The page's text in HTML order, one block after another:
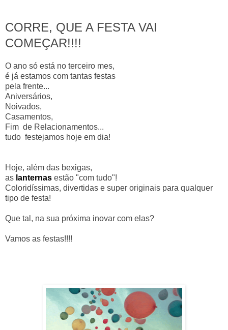
CORRE, QUE A FESTA VAI
COMEÇAR!!!!
O ano só está no terceiro mes,
é já estamos com tantas festas
pela frente...
Aniversários,
Noivados,
Casamentos,
Fim de Relacionamentos...
tudo festejamos hoje em dia!
Hoje, além das bexigas,
as lanternas estão "com tudo"!
Coloridíssimas, divertidas e super originais para qualquer
tipo de festa!
Que tal, na sua próxima inovar com elas?
Vamos as festas!!!!